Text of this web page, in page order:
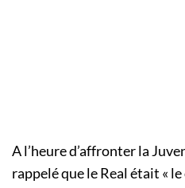
A l’heure d’affronter la
rappelé que le Real était « le